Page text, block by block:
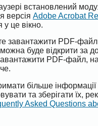
встановлений
версія Adobe Acrobat
у це вікно.
завантажити PDF-
буде відкрити за
PDF-файл,
більше
та зберігати їх,
Asked Questions